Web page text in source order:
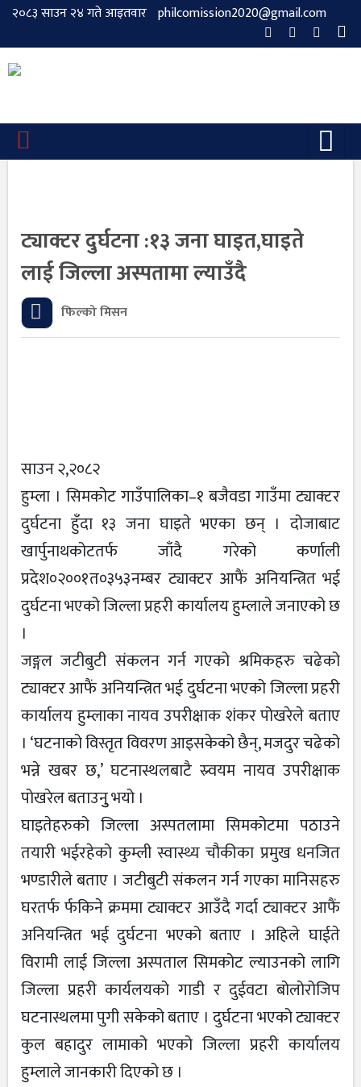
२०८३ साउन २४ गते आइतवार philcomission2020@gmail.com
ट्याक्टर दुर्घटना :१३ जना घाइत,घाइते
लाई जिल्ला अस्पतामा ल्याउँदै
फिल्को मिसन
साउन २,२०८२
हुम्ला । सिमकोट गाउँपालिका–१ बजैवडा गाउँमा ट्याक्टर
दुर्घटना हुँदा १३ जना घाइते भएका छन् । दोजाबाट
खार्पुनाथकोटतर्फ जाँदै गरेको कर्णाली
प्रदेश०२००१त०३५३नम्बर ट्याक्टर आफैं अनियन्त्रित भई
दुर्घटना भएको जिल्ला प्रहरी कार्यालय हुम्लाले जनाएको छ
।
जङ्गल जटीबुटी संकलन गर्न गएको श्रमिकहरु चढेको
ट्याक्टर आफैं अनियन्त्रित भई दुर्घटना भएको जिल्ला प्रहरी
कार्यालय हुम्लाका नायव उपरीक्षाक शंकर पोखरेले बताए
। ‘घटनाको विस्तृत विवरण आइसकेको छैन्, मजदुर चढेको
भन्ने खबर छ,’ घटनास्थलबाटै स्र्वयम नायव उपरीक्षाक
पोखरेल बताउनुु भयो ।
घाइतेहरुको जिल्ला अस्पतलामा सिमकोटमा पठाउने
तयारी भईरहेको कुम्ली स्वास्थ्य चौकीका प्रमुख धनजित
भण्डारीले बताए । जटीबुटी संकलन गर्न गएका मानिसहरु
घरतर्फ र्फकिने क्रममा ट्याक्टर आउँदै गर्दा ट्याक्टर आफैं
अनियन्त्रित भई दुर्घटना भएको बताए । अहिले घाईते
विरामी लाई जिल्ला अस्पताल सिमकोट ल्याउनको लागि
जिल्ला प्रहरी कार्यलयको गाडी र दुईवटा बोलोरोजिप
घटनास्थलमा पुगी सकेको बताए । दुर्घटना भएको ट्याक्टर
कुल बहादुर लामाको भएको जिल्ला प्रहरी कार्यालय
हुम्लाले जानकारी दिएको छ ।